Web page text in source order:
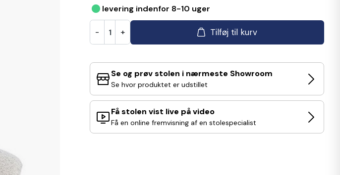
•levering indenfor 8-10 uger
- + Tilføj til kurv
Se og prøv stolen i nærmeste Showroom
Se hvor produktet er udstillet
Få stolen vist live på video
Få en online fremvisning af en stolespecialist